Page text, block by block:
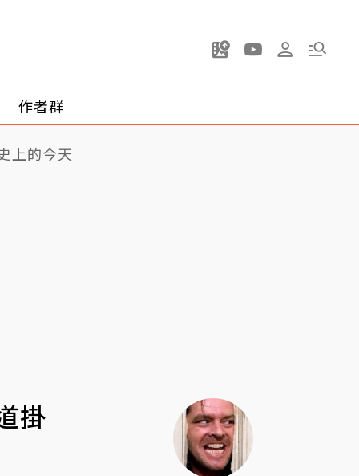
作者群
上的今天
掛